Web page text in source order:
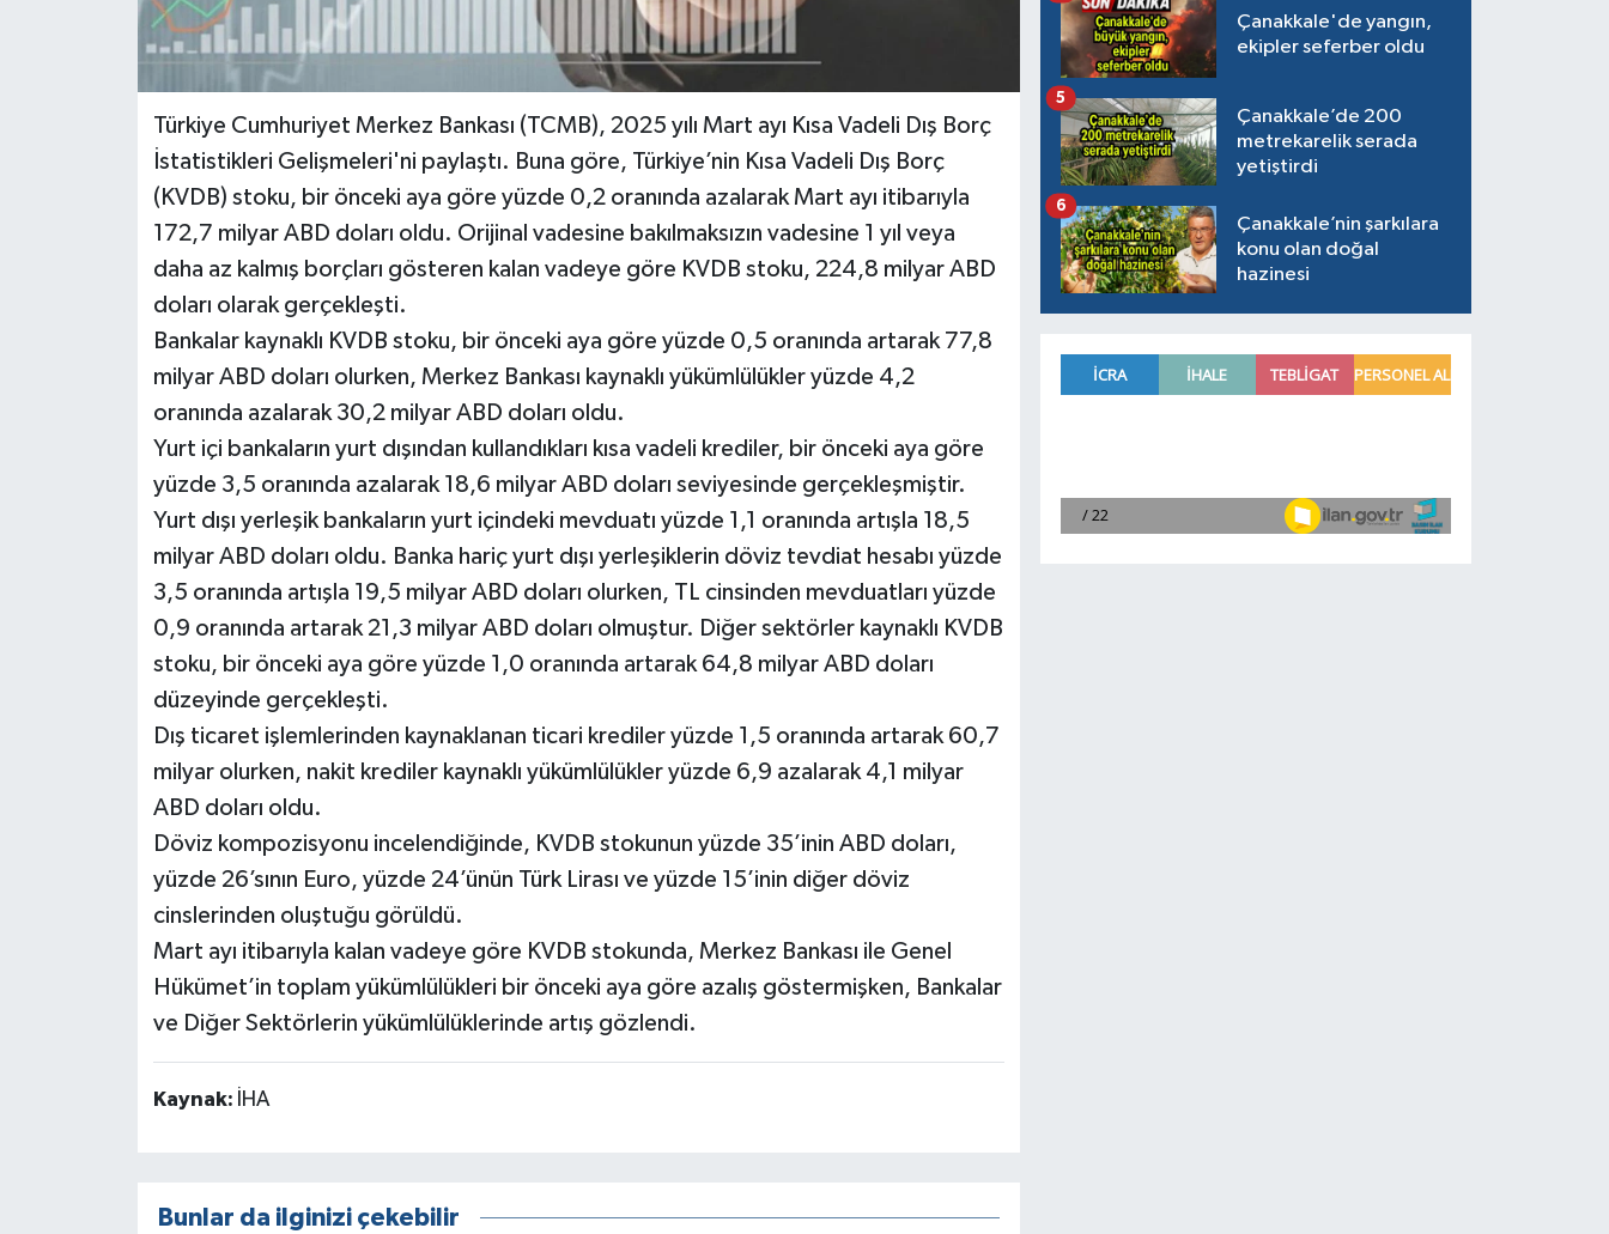
Türkiye Cumhuriyet Merkez Bankası (TCMB), 2025 yılı Mart ayı Kısa Vadeli Dış Borç
İstatistikleri Gelişmeleri'ni paylaştı. Buna göre, Türkiye’nin Kısa Vadeli Dış Borç
(KVDB) stoku, bir önceki aya göre yüzde 0,2 oranında azalarak Mart ayı itibarıyla
172,7 milyar ABD doları oldu. Orijinal vadesine bakılmaksızın vadesine 1 yıl veya
daha az kalmış borçları gösteren kalan vadeye göre KVDB stoku, 224,8 milyar ABD
doları olarak gerçekleşti.
Bankalar kaynaklı KVDB stoku, bir önceki aya göre yüzde 0,5 oranında artarak 77,8
milyar ABD doları olurken, Merkez Bankası kaynaklı yükümlülükler yüzde 4,2
oranında azalarak 30,2 milyar ABD doları oldu.
Yurt içi bankaların yurt dışından kullandıkları kısa vadeli krediler, bir önceki aya göre
yüzde 3,5 oranında azalarak 18,6 milyar ABD doları seviyesinde gerçekleşmiştir.
Yurt dışı yerleşik bankaların yurt içindeki mevduatı yüzde 1,1 oranında artışla 18,5
milyar ABD doları oldu. Banka hariç yurt dışı yerleşiklerin döviz tevdiat hesabı yüzde
3,5 oranında artışla 19,5 milyar ABD doları olurken, TL cinsinden mevduatları yüzde
0,9 oranında artarak 21,3 milyar ABD doları olmuştur. Diğer sektörler kaynaklı KVDB
stoku, bir önceki aya göre yüzde 1,0 oranında artarak 64,8 milyar ABD doları
düzeyinde gerçekleşti.
Dış ticaret işlemlerinden kaynaklanan ticari krediler yüzde 1,5 oranında artarak 60,7
milyar olurken, nakit krediler kaynaklı yükümlülükler yüzde 6,9 azalarak 4,1 milyar
ABD doları oldu.
Döviz kompozisyonu incelendiğinde, KVDB stokunun yüzde 35’inin ABD doları,
yüzde 26’sının Euro, yüzde 24’ünün Türk Lirası ve yüzde 15’inin diğer döviz
cinslerinden oluştuğu görüldü.
Mart ayı itibarıyla kalan vadeye göre KVDB stokunda, Merkez Bankası ile Genel
Hükümet’in toplam yükümlülükleri bir önceki aya göre azalış göstermişken, Bankalar
ve Diğer Sektörlerin yükümlülüklerinde artış gözlendi.
Kaynak: İHA
Bunlar da ilginizi çekebilir
Çanakkale'de yangın,
ekipler seferber oldu
Çanakkale’de 200
metrekarelik serada
yetiştirdi
5
Çanakkale’nin şarkılara
konu olan doğal
hazinesi
6